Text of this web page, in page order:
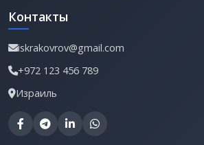
Контакты
iskrakovrov@gmail.com
+972 123 456 789
Израиль